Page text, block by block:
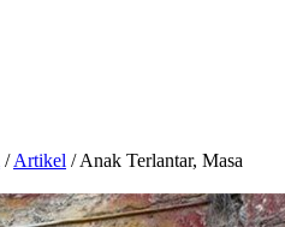
/ Artikel / Anak Terlantar, Masa